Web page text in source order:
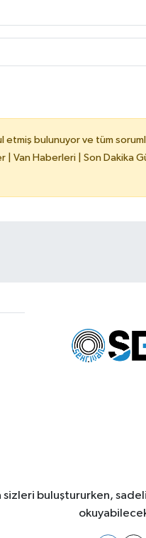
etmiş bulunuyor ve tüm
| Van Haberleri | Son Dakika
buluştururken,